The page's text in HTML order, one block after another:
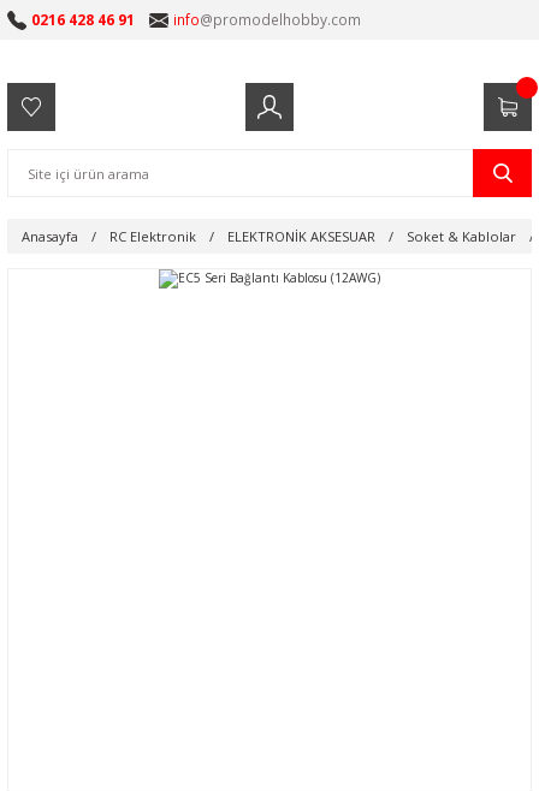
0216 428 46 91 info@promodelhobby.com
Anasayfa RC Elektronik ELEKTRONİK AKSESUAR Soket & Kablolar